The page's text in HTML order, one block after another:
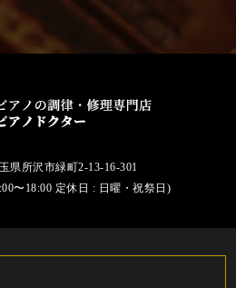
県所沢市緑町2-13-16-301
〜18:00 定休日 : 日曜・祝祭日)